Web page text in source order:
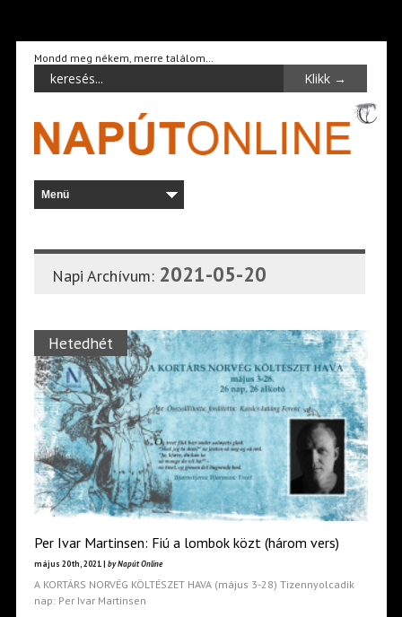
Mondd meg nékem, merre találom…
Napi Archívum: 2021-05-20
Hetedhét
Per Ivar Martinsen: Fiú a lombok közt (három vers)
május 20th, 2021 | by Napút Online
A KORTÁRS NORVÉG KÖLTÉSZET HAVA (május 3-28) Tizennyolcadik
nap: Per Ivar Martinsen